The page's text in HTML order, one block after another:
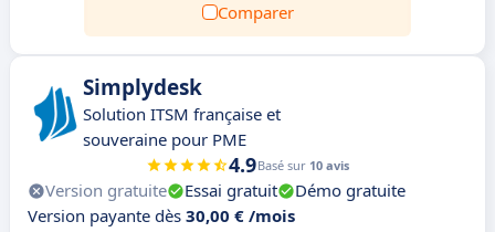
Comparer
Simplydesk
Solution ITSM française et
souveraine pour PME
4.9Basé sur 10 avis
Version gratuite Essai gratuit
Démo gratuite
Version payante dès 30,00 € /mois